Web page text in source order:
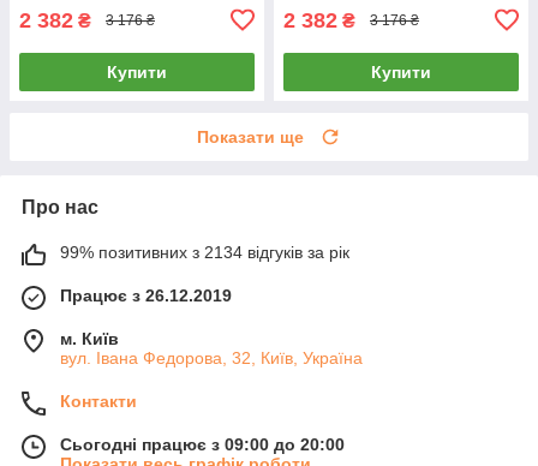
2 382 ₴ 3 176 ₴
Купити
2 382 ₴ 3 176 ₴
Купити
Показати ще
Про нас
99% позитивних з 2134 відгуків за рік
Працює з 26.12.2019
м. Київ
вул. Івана Федорова, 32, Київ, Україна
Контакти
Сьогодні працює з 09:00 до 20:00